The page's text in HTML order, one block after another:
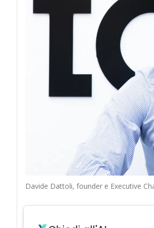
Davide Dattoli, founder e Executive